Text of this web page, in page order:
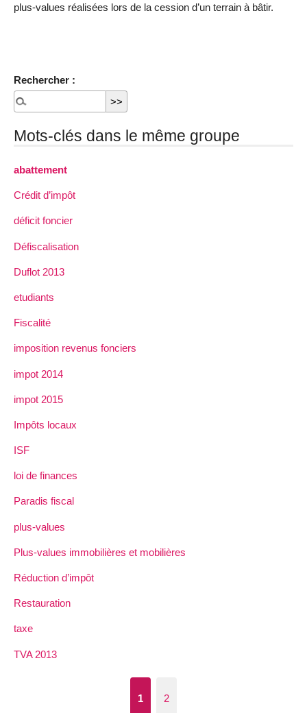
plus-values réalisées lors de la cession d’un terrain à bâtir.
Rechercher :
Mots-clés dans le même groupe
abattement
Crédit d’impôt
déficit foncier
Défiscalisation
Duflot 2013
etudiants
Fiscalité
imposition revenus fonciers
impot 2014
impot 2015
Impôts locaux
ISF
loi de finances
Paradis fiscal
plus-values
Plus-values immobilières et mobilières
Réduction d’impôt
Restauration
taxe
TVA 2013
1 2